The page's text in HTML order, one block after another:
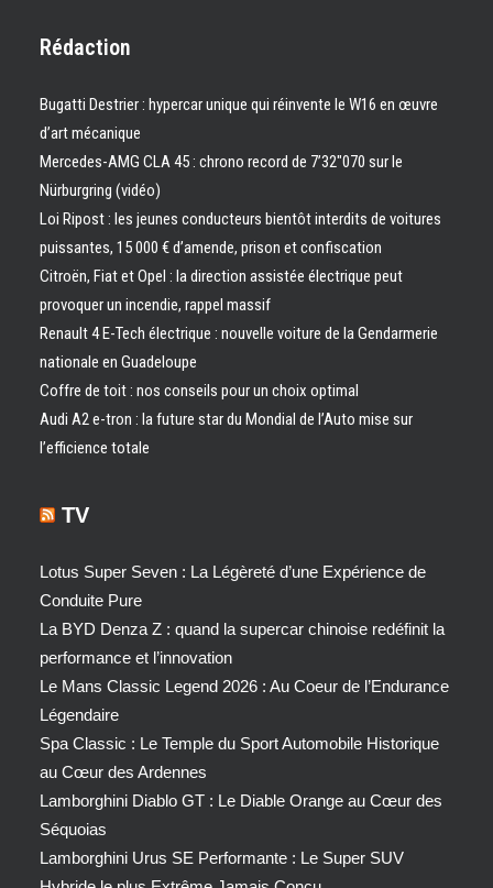
Rédaction
Bugatti Destrier : hypercar unique qui réinvente le W16 en œuvre
d’art mécanique
Mercedes-AMG CLA 45 : chrono record de 7’32″070 sur le
Nürburgring (vidéo)
Loi Ripost : les jeunes conducteurs bientôt interdits de voitures
puissantes, 15 000 € d’amende, prison et confiscation
Citroën, Fiat et Opel : la direction assistée électrique peut
provoquer un incendie, rappel massif
Renault 4 E-Tech électrique : nouvelle voiture de la Gendarmerie
nationale en Guadeloupe
Coffre de toit : nos conseils pour un choix optimal
Audi A2 e-tron : la future star du Mondial de l’Auto mise sur
l’efficience totale
TV
Lotus Super Seven : La Légèreté d’une Expérience de
Conduite Pure
La BYD Denza Z : quand la supercar chinoise redéfinit la
performance et l’innovation
Le Mans Classic Legend 2026 : Au Coeur de l’Endurance
Légendaire
Spa Classic : Le Temple du Sport Automobile Historique
au Cœur des Ardennes
Lamborghini Diablo GT : Le Diable Orange au Cœur des
Séquoias
Lamborghini Urus SE Performante : Le Super SUV